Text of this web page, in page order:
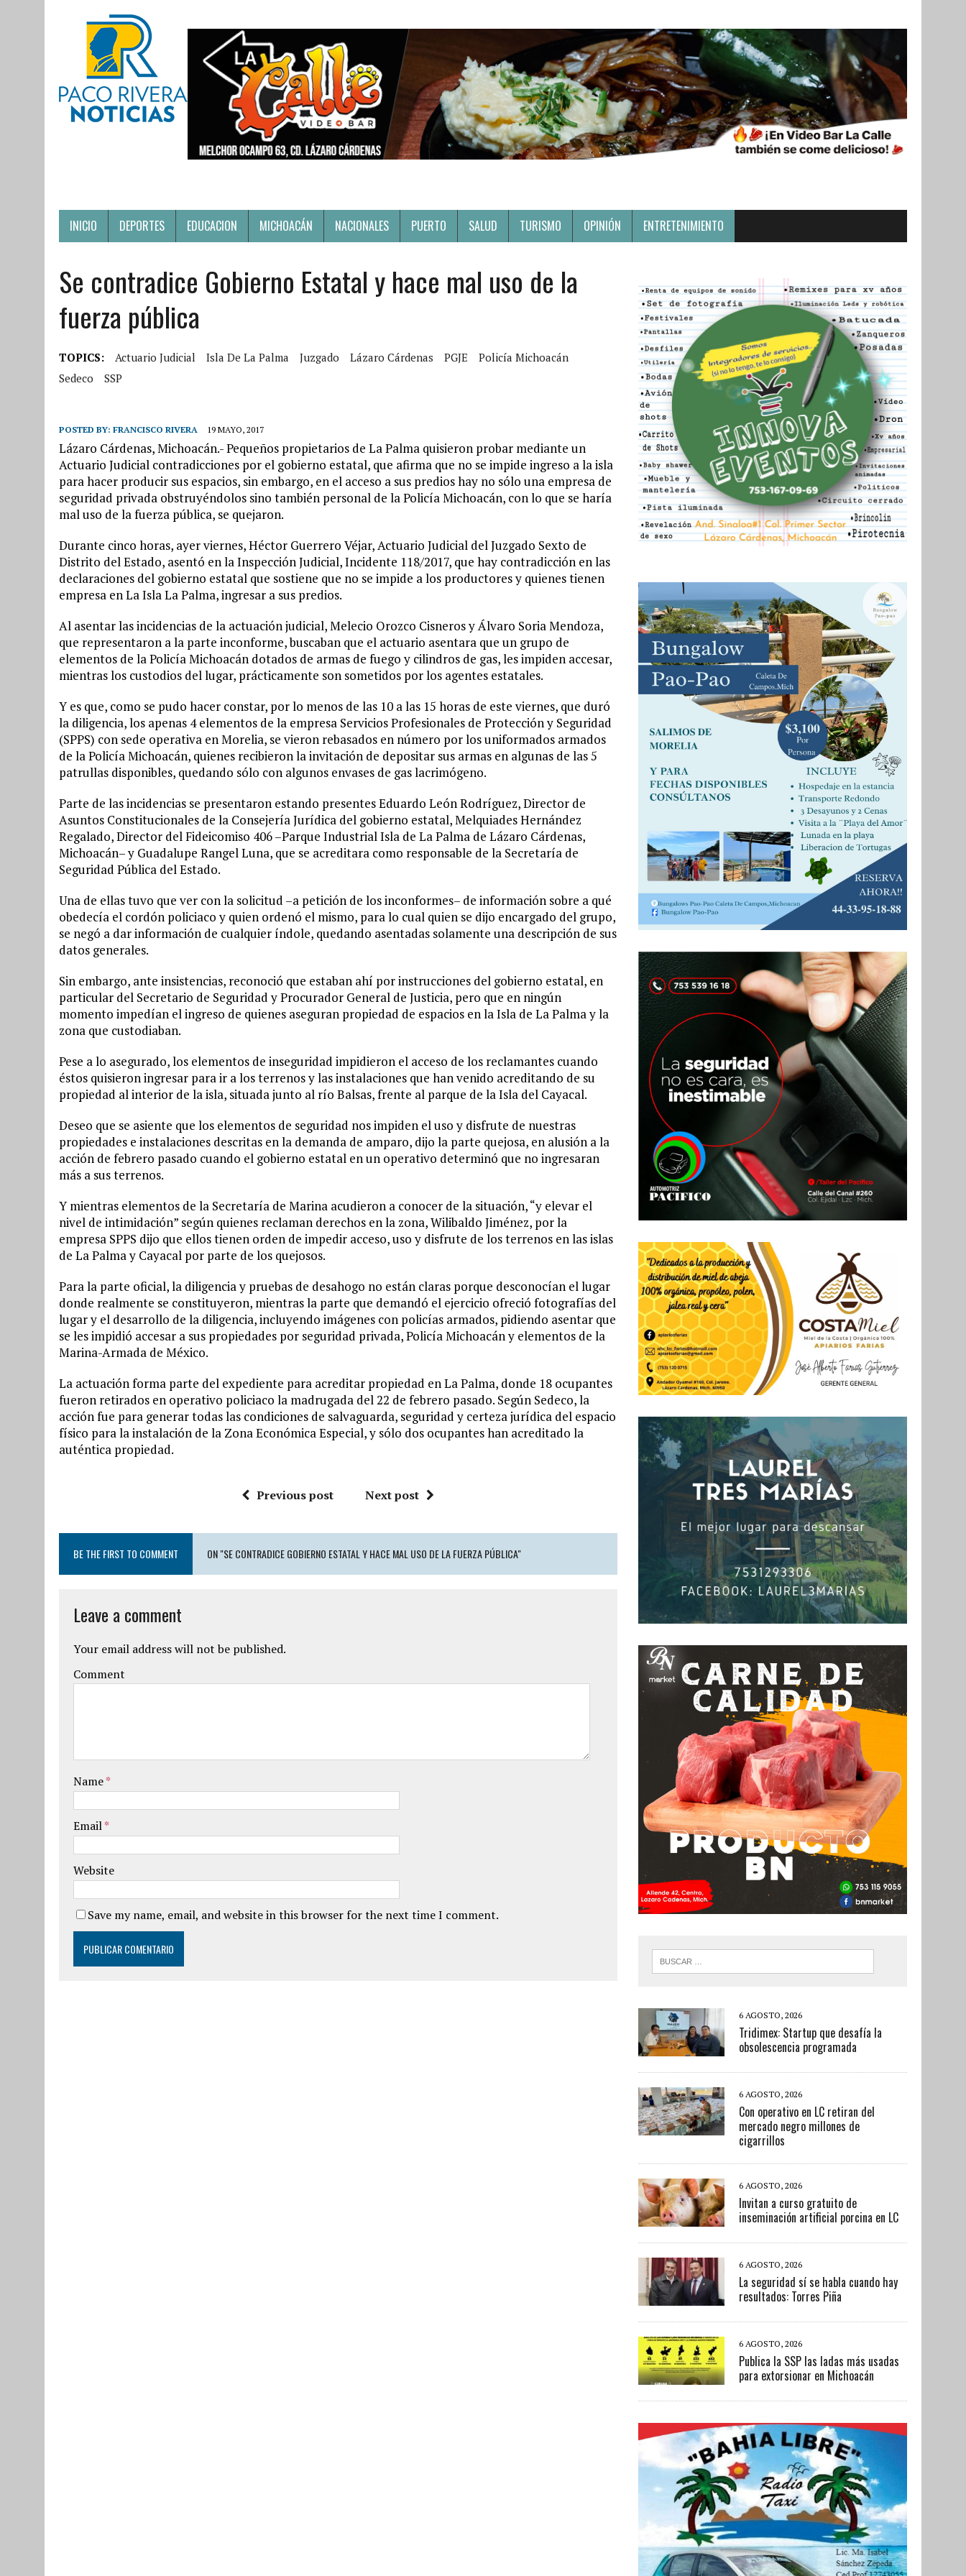
INICIO DEPORTES EDUCACION MICHOACÁN NACIONALES PUERTO SALUD TURISMO OPINIÓN ENTRETENIMIENTO
Se contradice Gobierno Estatal y hace mal uso de la
fuerza pública
TOPICS: Actuario Judicial Isla De La Palma Juzgado Lázaro Cárdenas PGJE
Policía Michoacán
Sedeco
SSP
POSTED BY: FRANCISCO RIVERA 19 MAYO, 2017
Lázaro Cárdenas, Michoacán.- Pequeños propietarios de La Palma quisieron probar mediante un
Actuario Judicial contradicciones por el gobierno estatal, que afirma que no se impide ingreso a la isla
para hacer producir sus espacios, sin embargo, en el acceso a sus predios hay no sólo una empresa de
seguridad privada obstruyéndolos sino también personal de la Policía Michoacán, con lo que se haría
mal uso de la fuerza pública, se quejaron.
Durante cinco horas, ayer viernes, Héctor Guerrero Véjar, Actuario Judicial del Juzgado Sexto de
Distrito del Estado, asentó en la Inspección Judicial, Incidente 118/2017, que hay contradicción en las
declaraciones del gobierno estatal que sostiene que no se impide a los productores y quienes tienen
empresa en La Isla La Palma, ingresar a sus predios.
Al asentar las incidencias de la actuación judicial, Melecio Orozco Cisneros y Álvaro Soria Mendoza,
que representaron a la parte inconforme, buscaban que el actuario asentara que un grupo de
elementos de la Policía Michoacán dotados de armas de fuego y cilindros de gas, les impiden accesar,
mientras los custodios del lugar, prácticamente son sometidos por los agentes estatales.
Y es que, como se pudo hacer constar, por lo menos de las 10 a las 15 horas de este viernes, que duró
la diligencia, los apenas 4 elementos de la empresa Servicios Profesionales de Protección y Seguridad
(SPPS) con sede operativa en Morelia, se vieron rebasados en número por los uniformados armados
de la Policía Michoacán, quienes recibieron la invitación de depositar sus armas en algunas de las 5
patrullas disponibles, quedando sólo con algunos envases de gas lacrimógeno.
Parte de las incidencias se presentaron estando presentes Eduardo León Rodríguez, Director de
Asuntos Constitucionales de la Consejería Jurídica del gobierno estatal, Melquiades Hernández
Regalado, Director del Fideicomiso 406 –Parque Industrial Isla de La Palma de Lázaro Cárdenas,
Michoacán– y Guadalupe Rangel Luna, que se acreditara como responsable de la Secretaría de
Seguridad Pública del Estado.
Una de ellas tuvo que ver con la solicitud –a petición de los inconformes– de información sobre a qué
obedecía el cordón policiaco y quien ordenó el mismo, para lo cual quien se dijo encargado del grupo,
se negó a dar información de cualquier índole, quedando asentadas solamente una descripción de sus
datos generales.
Sin embargo, ante insistencias, reconoció que estaban ahí por instrucciones del gobierno estatal, en
particular del Secretario de Seguridad y Procurador General de Justicia, pero que en ningún
momento impedían el ingreso de quienes aseguran propiedad de espacios en la Isla de La Palma y la
zona que custodiaban.
Pese a lo asegurado, los elementos de inseguridad impidieron el acceso de los reclamantes cuando
éstos quisieron ingresar para ir a los terrenos y las instalaciones que han venido acreditando de su
propiedad al interior de la isla, situada junto al río Balsas, frente al parque de la Isla del Cayacal.
Deseo que se asiente que los elementos de seguridad nos impiden el uso y disfrute de nuestras
propiedades e instalaciones descritas en la demanda de amparo, dijo la parte quejosa, en alusión a la
acción de febrero pasado cuando el gobierno estatal en un operativo determinó que no ingresaran
más a sus terrenos.
Y mientras elementos de la Secretaría de Marina acudieron a conocer de la situación, “y elevar el
nivel de intimidación” según quienes reclaman derechos en la zona, Wilibaldo Jiménez, por la
empresa SPPS dijo que ellos tienen orden de impedir acceso, uso y disfrute de los terrenos en las islas
de La Palma y Cayacal por parte de los quejosos.
Para la parte oficial, la diligencia y pruebas de desahogo no están claras porque desconocían el lugar
donde realmente se constituyeron, mientras la parte que demandó el ejercicio ofreció fotografías del
lugar y el desarrollo de la diligencia, incluyendo imágenes con policías armados, pidiendo asentar que
se les impidió accesar a sus propiedades por seguridad privada, Policía Michoacán y elementos de la
Marina-Armada de México.
La actuación forma parte del expediente para acreditar propiedad en La Palma, donde 18 ocupantes
fueron retirados en operativo policiaco la madrugada del 22 de febrero pasado. Según Sedeco, la
acción fue para generar todas las condiciones de salvaguarda, seguridad y certeza jurídica del espacio
físico para la instalación de la Zona Económica Especial, y sólo dos ocupantes han acreditado la
auténtica propiedad.
Previous post Next post
BE THE FIRST TO COMMENT ON "SE CONTRADICE GOBIERNO ESTATAL Y HACE MAL USO DE LA FUERZA PÚBLICA"
Leave a comment
Your email address will not be published.
Comment
Name*
Email*
Website
Save my name, email, and website in this browser for the next time I comment.
6 AGOSTO, 2026
Tridimex: Startup que desafía la
obsolescencia programada
6 AGOSTO, 2026
Con operativo en LC retiran del
mercado negro millones de
cigarrillos
6 AGOSTO, 2026
Invitan a curso gratuito de
inseminación artificial porcina en LC
6 AGOSTO, 2026
La seguridad sí se habla cuando hay
resultados: Torres Piña
6 AGOSTO, 2026
Publica la SSP las ladas más usadas
para extorsionar en Michoacán